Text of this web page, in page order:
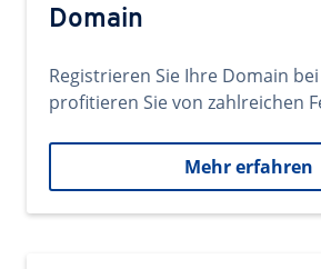
Domain
Registrieren Sie Ihre Domain bei
profitieren Sie von zahlreichen
Mehr erfahren